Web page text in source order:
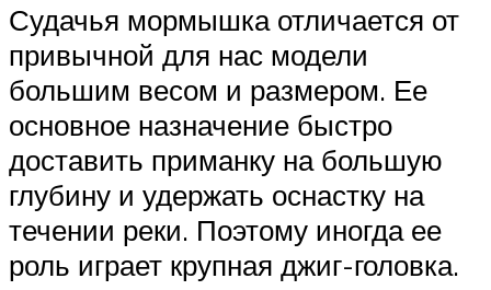
Судачья мормышка отличается от
привычной для нас модели
большим весом и размером. Ее
основное назначение быстро
доставить приманку на большую
глубину и удержать оснастку на
течении реки. Поэтому иногда ее
роль играет крупная джиг-головка.